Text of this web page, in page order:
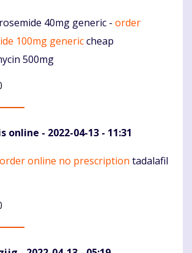
40mg generic - order
100mg genericcheap
500mg
online - 2022-04-13 - 11:31
online no prescription tadalafil